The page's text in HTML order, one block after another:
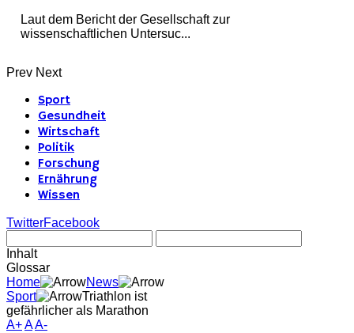
Laut dem Bericht der Gesellschaft zur
wissenschaftlichen Untersuc...
Prev Next
Sport
Gesundheit
Wirtschaft
Politik
Forschung
Ernährung
Wissen
TwitterFacebook
Inhalt
Glossar
Home
News
Sport
Triathlon ist
gefährlicher als Marathon
A+AA-